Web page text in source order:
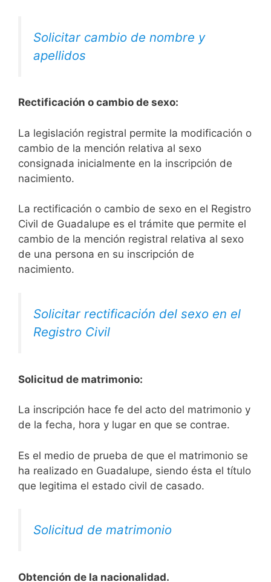
Solicitar cambio de nombre y
apellidos
Rectificación o cambio de sexo:
La legislación registral permite la modificación o
cambio de la mención relativa al sexo
consignada inicialmente en la inscripción de
nacimiento.
La rectificación o cambio de sexo en el Registro
Civil de Guadalupe es el trámite que permite el
cambio de la mención registral relativa al sexo
de una persona en su inscripción de
nacimiento.
Solicitar rectificación del sexo en el
Registro Civil
Solicitud de matrimonio:
La inscripción hace fe del acto del matrimonio y
de la fecha, hora y lugar en que se contrae.
Es el medio de prueba de que el matrimonio se
ha realizado en Guadalupe, siendo ésta el título
que legitima el estado civil de casado.
Solicitud de matrimonio
Obtención de la nacionalidad.